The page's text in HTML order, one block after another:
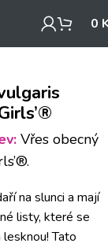
0
Vřes obecný
na slunci a mají
listy, které se
Tato